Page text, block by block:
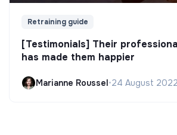
Retraining guide
[Testimonials] Their
has made them happier
Marianne Roussel•24 August 2022